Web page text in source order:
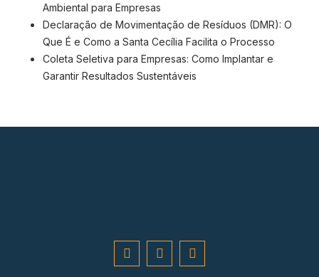
Ambiental para Empresas
Declaração de Movimentação de Resíduos (DMR): O
Que É e Como a Santa Cecília Facilita o Processo
Coleta Seletiva para Empresas: Como Implantar e
Garantir Resultados Sustentáveis